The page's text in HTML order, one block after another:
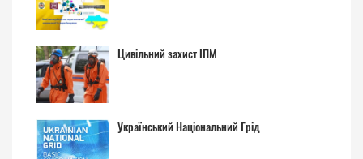
Цивільний захист ІПМ
Український Національний Грід